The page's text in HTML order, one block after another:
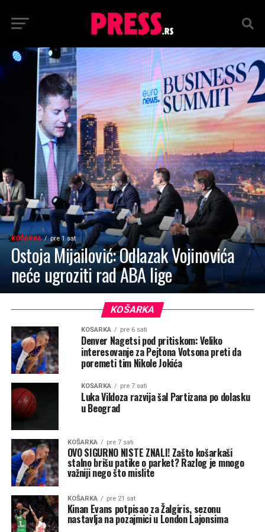
KOŠARKA pre 1 sat
Ostoja Mijailović: Odlazak Vojinovića
neće ugroziti rad ABA lige
KOŠARKA
KOŠARKA pre 6 sati
Denver Nagetsi pod pritiskom: Veliko
interesovanje za Pejtona Votsona preti da
poremeti tim Nikole Jokića
KOŠARKA pre 7 sati
Luka Vildoza razvija šal Partizana po dolasku
u Beograd
KOŠARKA pre 7 sati
OVO SIGURNO NISTE ZNALI! Zašto košarkaši
stalno brišu patike o parket? Razlog je mnogo
važniji nego što mislite
KOŠARKA pre 21 sat
Kinan Evans potpisao za Žalgiris, sezonu
nastavlja na pozajmici u London Lajonsima